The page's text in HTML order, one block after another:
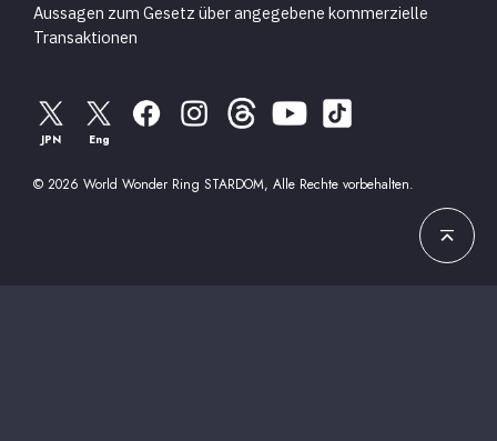
Aussagen zum Gesetz über angegebene kommerzielle
Transaktionen
JPN Eng
© 2026 World Wonder Ring STARDOM, Alle Rechte vorbehalten.